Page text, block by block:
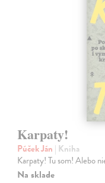
Karpaty!
Púček Ján | Kniha
Karpaty! Tu som! Alebo
Na sklade